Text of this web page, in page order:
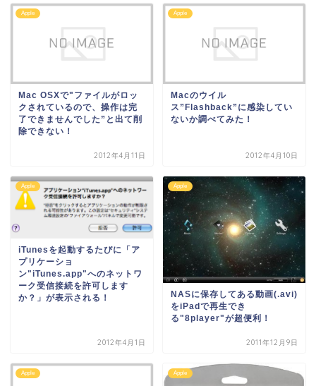
Apple
Mac OSXで"ファイルがロッ
クされているので、操作は完
了できませんでした”と出て削
除できない！
2012年4月11日
Apple
Macのウイル
ス”Flashback”に感染してい
ないか調べてみた！
2012年4月10日
Apple
iTunesを起動するたびに「ア
プリケーショ
ン"iTunes.app"へのネットワ
ーク受信接続を許可します
か？」が表示される！
2012年4月1日
Apple
NASに保存してある動画(.avi)
をiPadで再生でき
る"8player"が超便利！
2011年12月9日
Apple Apple